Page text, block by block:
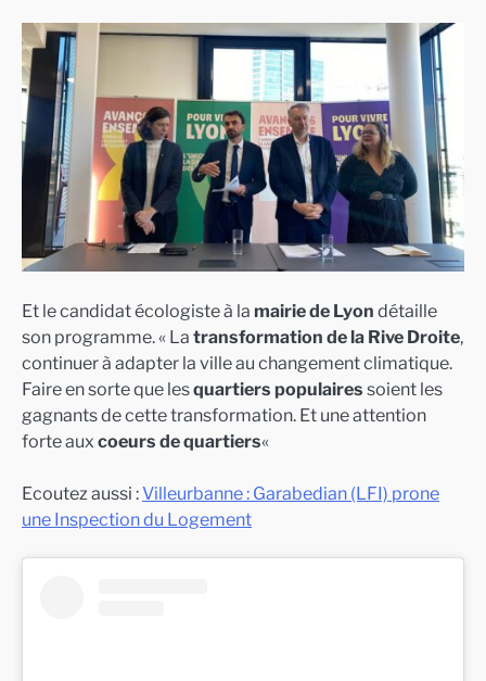
Et le candidat écologiste à la mairie de Lyon détaille
son programme. « La transformation de la Rive Droite,
continuer à adapter la ville au changement climatique.
Faire en sorte que lesquartiers populaires soient les
gagnants de cette transformation. Et une attention
forte aux coeurs de quartiers«
Ecoutez aussi :Villeurbanne : Garabedian (LFI) prone
une Inspection du Logement